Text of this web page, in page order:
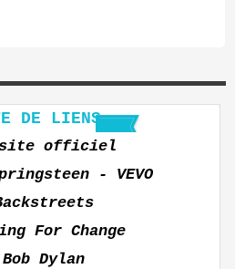
DE LIENS
site officiel
- VEVO
For Change
Bob Dylan